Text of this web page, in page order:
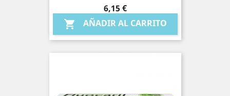
Precio
6,15 €
 AÑADIR AL CARRITO